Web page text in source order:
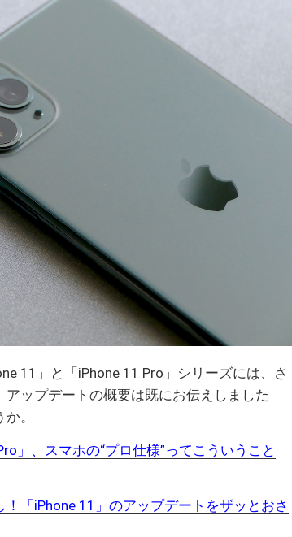
11」と「iPhone 11 Pro」シリーズには、さ
ップデートの概要は既にお伝えしました
。
」、スマホの“プロ仕様”ってこういうこと
「iPhone 11」のアップデートをザッとおさ